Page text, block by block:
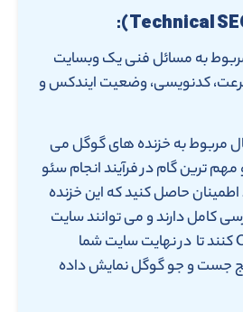
به مسائل فنی یک وبسایت
کدنویسی، وضعیت ایندکس و
مربوط به خزنده های گوگل می
ترین گام در فرآیند انجام سئو
حاصل کنید که این خزنده
کامل دارند و می توانند سایت
شما را به درستی Crawl کنند تا در نهایت سایت شما
جست و جو گوگل نمایش داده